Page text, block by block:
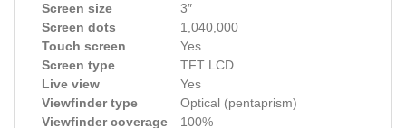
Screen size
3″
Screen dots
1,040,000
Touch screen
Yes
Screen type
TFT LCD
Live view
Yes
Viewfinder type
Optical (pentaprism)
Viewfinder coverage
100%